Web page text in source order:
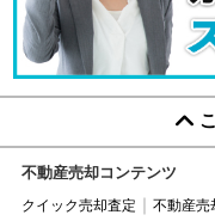
不動産売却コンテンツ
クイック売却査定 不動産売